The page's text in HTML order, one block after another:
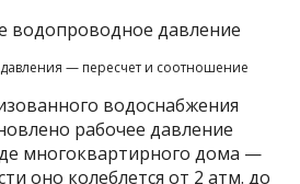
— пересчет и соотношение
водоснабжения
рабочее давление
многоквартирного дома —
оно колеблется от 2 атм. до